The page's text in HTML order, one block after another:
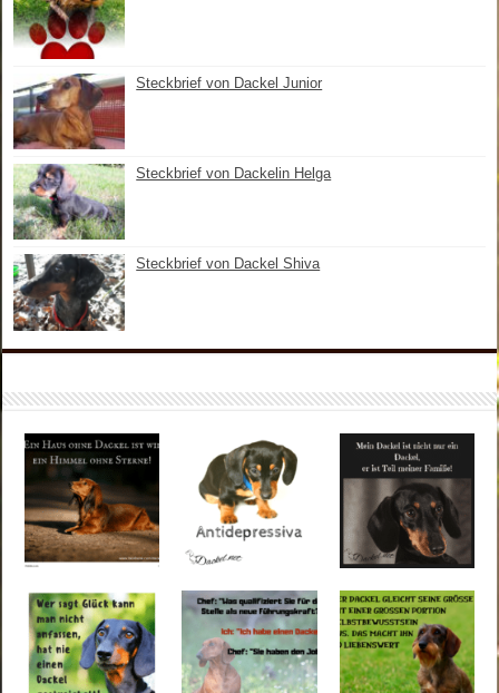
Steckbrief von Dackel Junior
Steckbrief von Dackelin Helga
Steckbrief von Dackel Shiva